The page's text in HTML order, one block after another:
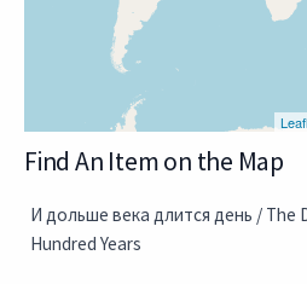
Find An Item on the Map
И дольше века длится день / The
Hundred Years